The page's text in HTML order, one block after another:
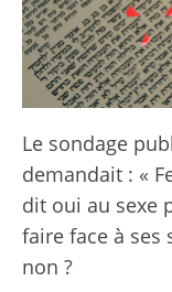
Le sondage
demandait : «
dit oui au sexe
faire face à ses
non ?